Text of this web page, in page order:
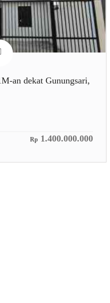
an dekat Gunungsari,
Rp 1.400.000.000